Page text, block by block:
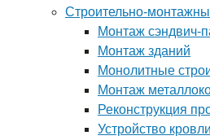
Строительно-
Монтаж сэндвич-
Монтаж зданий
Монолитные
Монтаж
Реконструкция
Устройство кровли